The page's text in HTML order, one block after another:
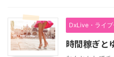
DxLive・ライ
時間稼ぎと